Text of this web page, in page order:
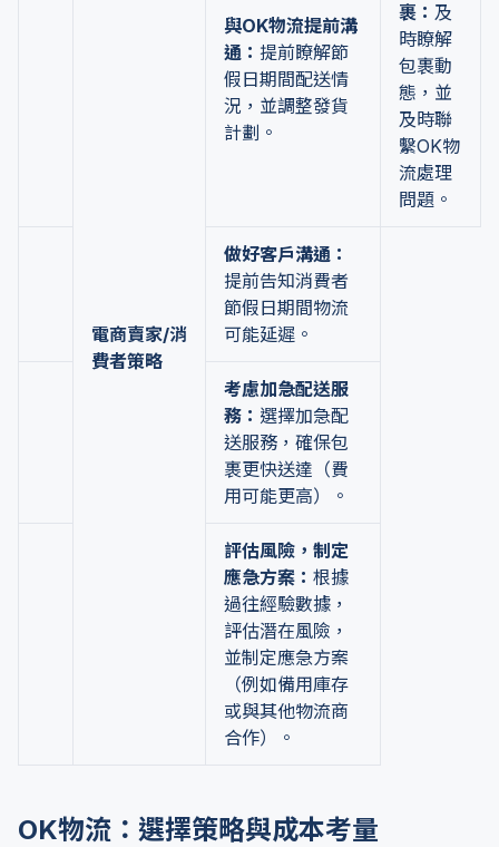
電商賣家/消
費者策略
與OK物流提前溝
通： 提前瞭解節
假日期間配送情
況，並調整發貨
計劃。
裹： 及
時瞭解
包裹動
態，並
及時聯
繫OK物
流處理
問題。
做好客戶溝通：
提前告知消費者
節假日期間物流
可能延遲。
考慮加急配送服
務： 選擇加急配
送服務，確保包
裹更快送達（費
用可能更高）。
評估風險，制定
應急方案： 根據
過往經驗數據，
評估潛在風險，
並制定應急方案
（例如備用庫存
或與其他物流商
合作）。
OK物流：選擇策略與成本考量